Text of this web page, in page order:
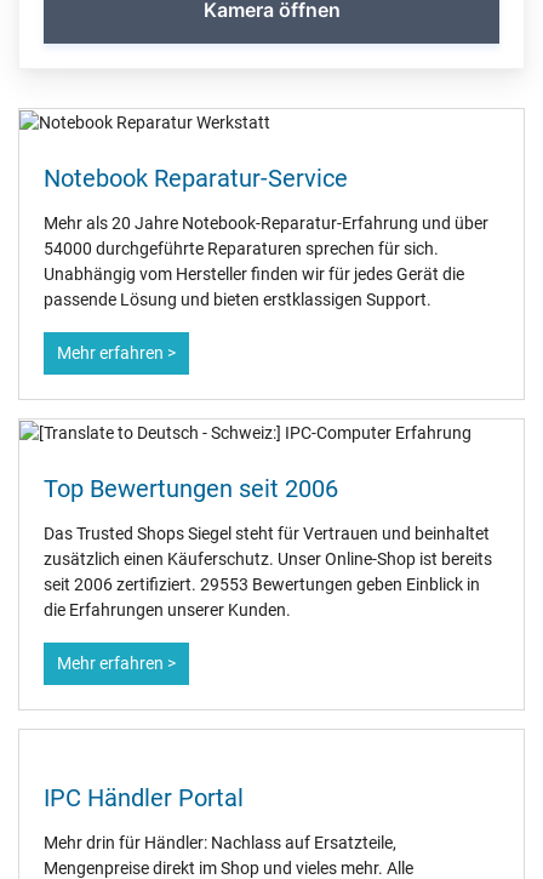
Kamera öffnen
Notebook Reparatur-Service
Mehr als 20 Jahre Notebook-Reparatur-Erfahrung und über
54000 durchgeführte Reparaturen sprechen für sich.
Unabhängig vom Hersteller finden wir für jedes Gerät die
passende Lösung und bieten erstklassigen Support.
Mehr erfahren >
Top Bewertungen seit 2006
Das Trusted Shops Siegel steht für Vertrauen und beinhaltet
zusätzlich einen Käuferschutz. Unser Online-Shop ist bereits
seit 2006 zertifiziert. 29553 Bewertungen geben Einblick in
die Erfahrungen unserer Kunden.
Mehr erfahren >
IPC Händler Portal
Mehr drin für Händler: Nachlass auf Ersatzteile,
Mengenpreise direkt im Shop und vieles mehr. Alle